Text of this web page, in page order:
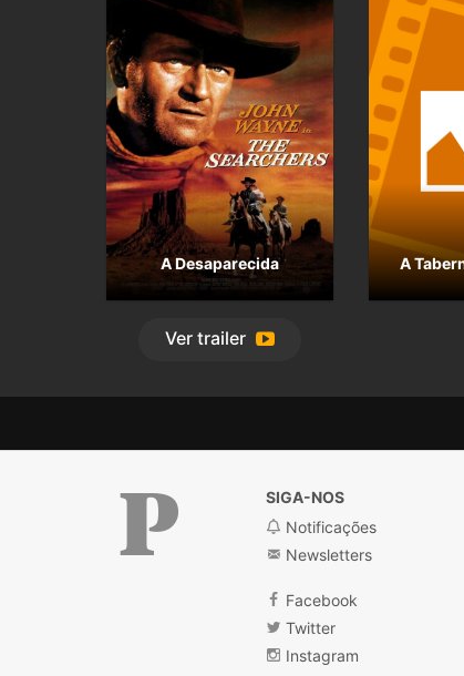
A Desaparecida
Ver trailer
A
Público
SIGA-NOS
Notificações
Newsletters
Facebook
Twitter
Instagram